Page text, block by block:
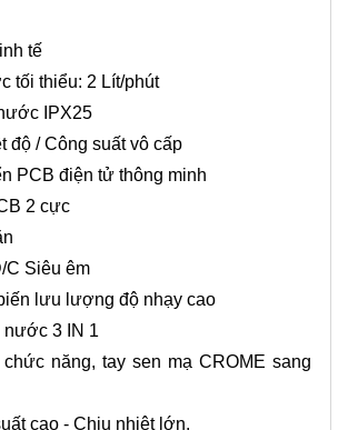
tế
tối thiểu: 2 Lít/phút
IPX25
độ / Công suất vô cấp
PCB điện tử thông minh
2 cực
C Siêu êm
lưu lượng độ nhạy cao
nước 3 IN 1
năng, tay sen mạ CROME sang
cao - Chịu nhiệt lớn.